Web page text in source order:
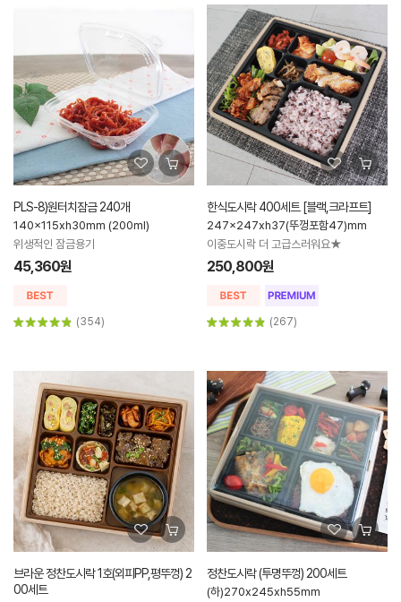
PLS-8)원터치잠금 240개
140x115xh30mm (200ml)
위생적인 잠금용기
45,360원
(354)
한식도시락 400세트 [블랙,크라프트]
247x247xh37(뚜껑포함47)mm
이중도시락 더 고급스러워요★
250,800원
(267)
브라운 정찬도시락 1호(외피PP,평뚜껑) 2
00세트
정찬도시락 (투명뚜껑) 200세트
(하)270x245xh55mm